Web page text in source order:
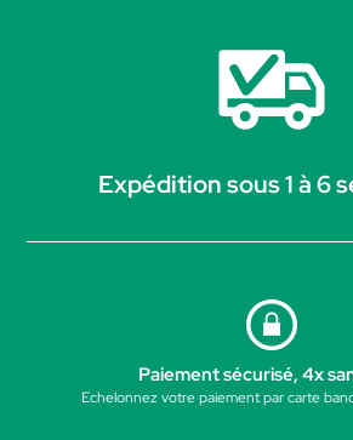
Expédition sous 1 à 6
Paiement sécurisé, 4x
Echelonnez votre paiement par carte